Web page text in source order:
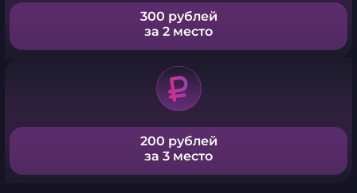
300 рублей
за 2 место
200 рублей
за 3 место